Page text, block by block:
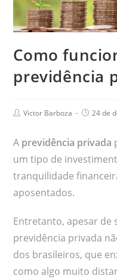
Como
previdência
Victor Barboza 24 de
A previdência privada
um tipo de
tranquilidade
aposentados.
Entretanto, apesar de
previdência privada
dos brasileiros, que
como algo muito